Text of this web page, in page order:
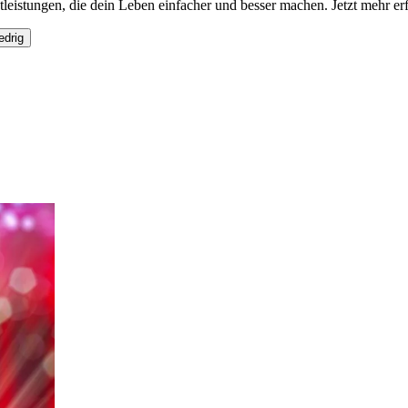
die dein Leben einfacher und besser machen. Jetzt mehr